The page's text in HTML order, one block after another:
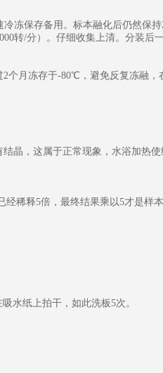
冻保存备用。标本融化后仍然保
转/分）。仔细收集上清。分装后
月冻存于-80℃，避免反复冻融，
晶，这属于正常现象，水浴加热使
稀释5倍，最终结果乘以5才是样本
水纸上拍干，如此洗板5次。